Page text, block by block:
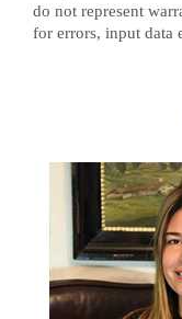
do not represent
for errors, input data